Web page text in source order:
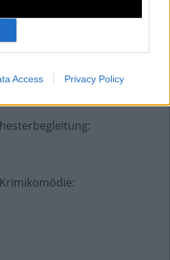
Access Privacy Policy
dem Torwart im Tor
:
: